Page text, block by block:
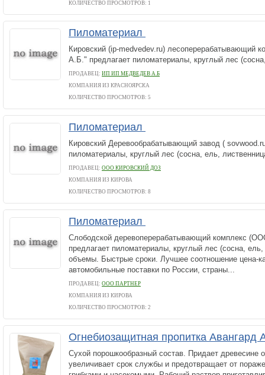
КОЛИЧЕСТВО ПРОСМОТРОВ: 1
Пиломатериал
Кировский (ip-medvedev.ru) лесоперерабатывающий
А.Б." предлагает пиломатериалы, круглый лес
ПРОДАВЕЦ: ИП ИП МЕДВЕДЕВ А.Б
КОМПАНИЯ ИЗ КРАСНОЯРСКА
КОЛИЧЕСТВО ПРОСМОТРОВ: 5
Пиломатериал
Кировский Деревообрабатывающий завод (
пиломатериалы, круглый лес (сосна, ель,
ПРОДАВЕЦ: ООО КИРОВСКИЙ ДОЗ
КОМПАНИЯ ИЗ КИРОВА
КОЛИЧЕСТВО ПРОСМОТРОВ: 8
Пиломатериал
Слободской деревоперерабатывающий комплекс
предлагает пиломатериалы, круглый лес (сосна,
объемы. Быстрые сроки. Лучшее соотношение цена-
автомобильные поставки по России, страны...
ПРОДАВЕЦ: ООО ПАРТНЕР
КОМПАНИЯ ИЗ КИРОВА
КОЛИЧЕСТВО ПРОСМОТРОВ: 2
Огнебиозащитная пропитка Авангард
Сухой порошкообразный состав. Придает древесине
увеличивает срок службы и предотвращает от